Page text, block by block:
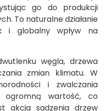
go do produkcji
To naturalne działanie
i globalny wpływ na
węgla, drzewa
zmian klimatu. W
i zwalczania
ogromną wartość, co
akcja sadzenia drzew